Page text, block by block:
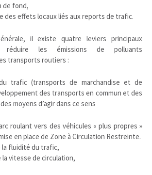
de fond,
des effets locaux liés aux reports de trafic.
il existe quatre leviers principaux
réduire les émissions de polluants
transports routiers :
trafic (transports de marchandise et de
des transports en commun et des
moyens d’agir dans ce sens
roulant vers des véhicules « plus propres »
en place de Zone à Circulation Restreinte.
la fluidité du trafic,
la vitesse de circulation,